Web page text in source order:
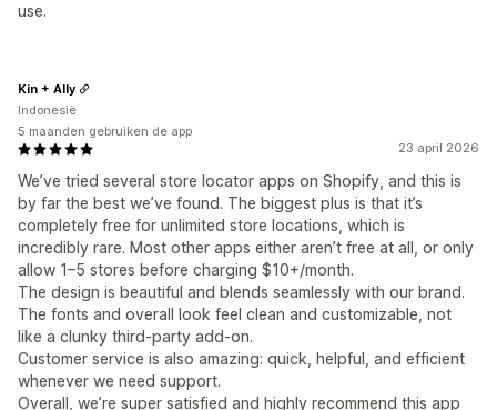
use.
23 april 2026
We’ve tried several store locator apps on Shopify, and this is
by far the best we’ve found. The biggest plus is that it’s
completely free for unlimited store locations, which is
incredibly rare. Most other apps either aren’t free at all, or only
allow 1–5 stores before charging $10+/month.
The design is beautiful and blends seamlessly with our brand.
The fonts and overall look feel clean and customizable, not
like a clunky third-party add-on.
Customer service is also amazing: quick, helpful, and efficient
whenever we need support.
Overall, we’re super satisfied and highly recommend this app
Kin + Ally
Indonesië
5 maanden gebruiken de app